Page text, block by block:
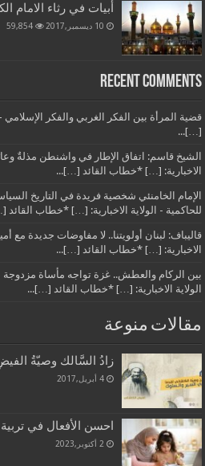
أبيات في رثاء الامام
10 ديسمبر,2017 59,854
Recent Comments
قضية المرأة بين الفكر الغربي والفكر الإسلامي
[…]...
الشيخ قاسم: اتفاق الإطار في واشنطن مذلةٌ
الاخبارية: […] *خطاب القائد […]...
الإمام الخامنئي شخصية فريدة في التاريخ
للحاكمية - الولاية الاخبارية: […] *خطاب القائد
قاليباف: لبنان أولويتنا.. لا مفاوضات جديدة مع
الاخبارية: […] *خطاب القائد […]...
بين الركام والعطش.. غزة تواجه مأساة مزدوجة
الولاية الاخبارية: […] *خطاب القائد […]...
مقالات منوعة
زادُ السَّالك وصيّةُ
4 أبريل,2017
احسن الأفعال في
2 أكتوبر,2023